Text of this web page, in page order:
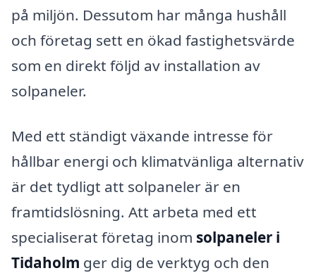
på miljön. Dessutom har många hushåll
och företag sett en ökad fastighetsvärde
som en direkt följd av installation av
solpaneler.
Med ett ständigt växande intresse för
hållbar energi och klimatvänliga alternativ
är det tydligt att solpaneler är en
framtidslösning. Att arbeta med ett
specialiserat företag inom solpaneler i
Tidaholm ger dig de verktyg och den